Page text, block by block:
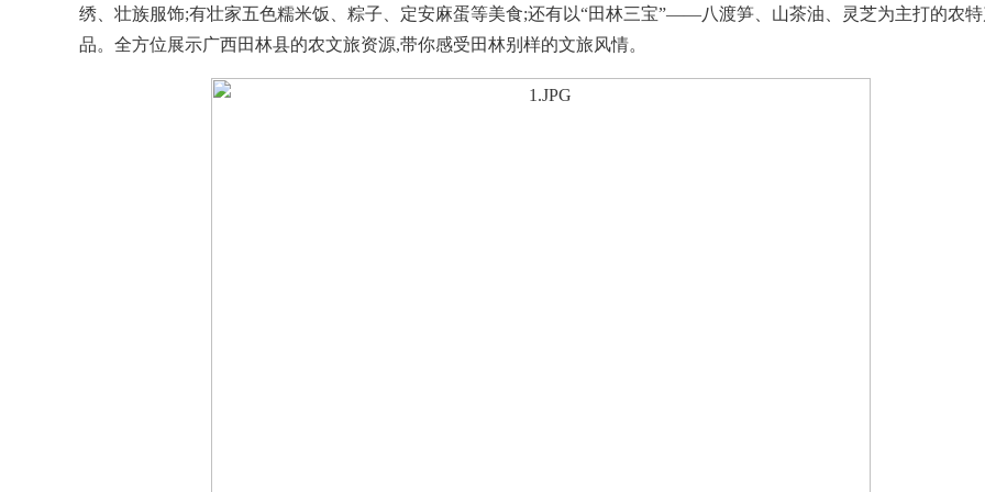
绣、壮族服饰;有壮家五色糯米饭、粽子、定安麻蛋等美食;还有以“田林三宝”——八渡笋、山茶油、灵芝为主打的农
品。全方位展示广西田林县的农文旅资源,带你感受田林别样的文旅风情。